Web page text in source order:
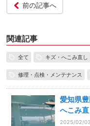
前の記事へ
関連記事
全て キズ・へこみ直し
修理・点検・メンテナンス
愛知県
へこみ
2025/02/03